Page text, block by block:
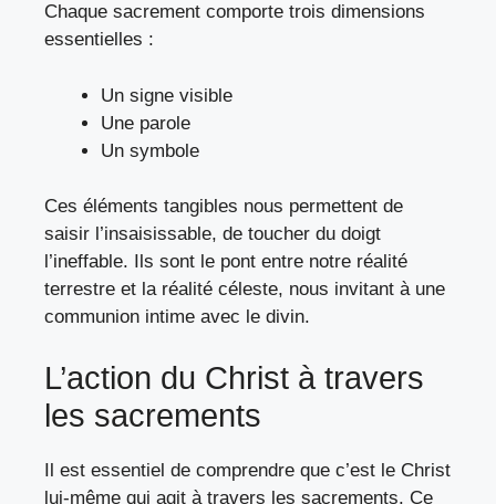
Chaque sacrement comporte trois dimensions
essentielles :
Un signe visible
Une parole
Un symbole
Ces éléments tangibles nous permettent de
saisir l’insaisissable, de toucher du doigt
l’ineffable. Ils sont le pont entre notre réalité
terrestre et la réalité céleste, nous invitant à une
communion intime avec le divin.
L’action du Christ à travers
les sacrements
Il est essentiel de comprendre que c’est le Christ
lui-même qui agit à travers les sacrements. Ce